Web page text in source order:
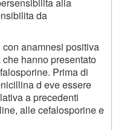
da
anamnesi positiva
hanno presentato
Prima di
d eve essere
a precedenti
alle cefalosporine e